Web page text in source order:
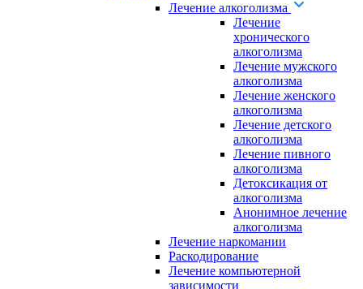
Лечение алкоголизма
Лечение
хронического
алкоголизма
Лечение мужского
алкоголизма
Лечение женского
алкоголизма
Лечение детского
алкоголизма
Лечение пивного
алкоголизма
Детоксикация от
алкоголизма
Анонимное лечение
алкоголизма
Лечение наркомании
Раскодирование
Лечение компьютерной
зависимости